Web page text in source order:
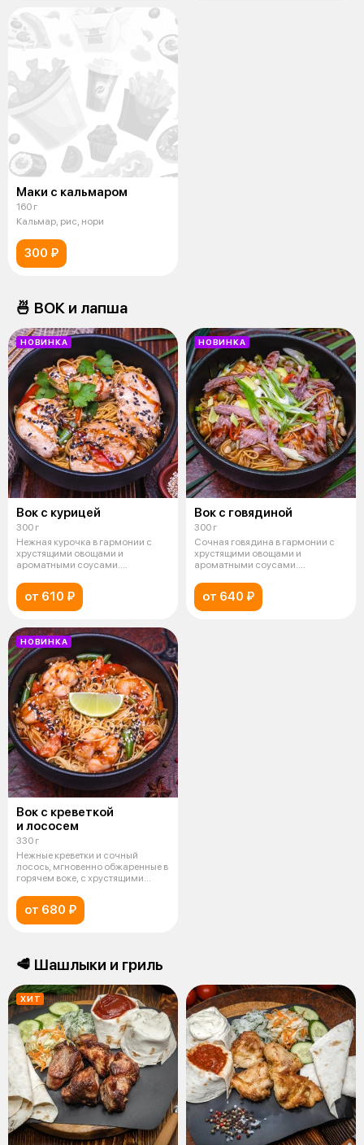
Маки с кальмаром
160 г
Кальмар, рис, нори
300 ₽
🍜 ВОК и лапша
НОВИНКА
Вок с курицей
300 г
Нежная курочка в гармонии с
хрустящими овощами и
ароматными соусами.
от 610 ₽
НОВИНКА
Вок с говядиной
300 г
Сочная говядина в гармонии с
хрустящими овощами и
ароматными соусами.
от 640 ₽
НОВИНКА
Вок с креветкой
и лососем
330 г
Нежные креветки и сочный
лосось, мгновенно обжаренные в
горячем воке, с хрустящими
от 680 ₽
🥩 Шашлыки и гриль
ХИТ